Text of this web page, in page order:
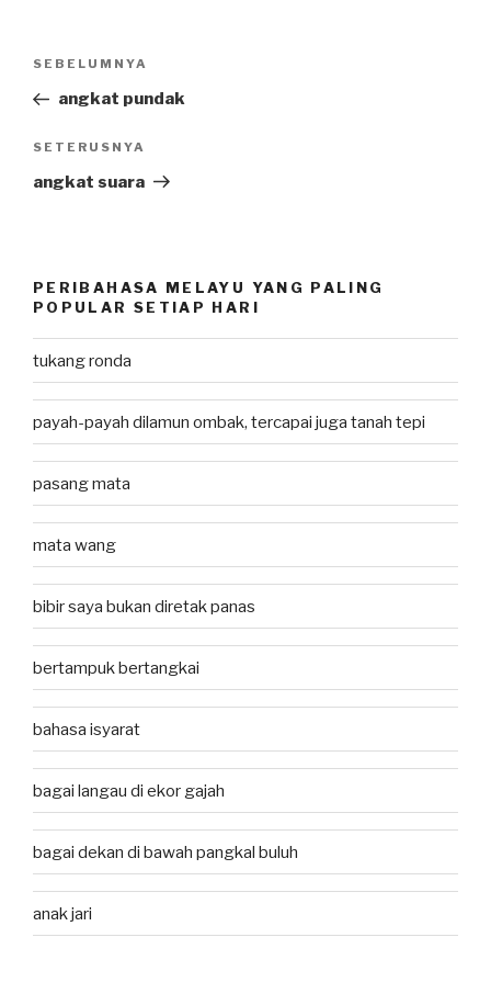
Post
Previous
Post
SEBELUMNYA
angkat pundak
Next
Post
SETERUSNYA
angkat suara
PERIBAHASA MELAYU YANG PALING
POPULAR SETIAP HARI
tukang ronda
payah-payah dilamun ombak, tercapai juga tanah tepi
pasang mata
mata wang
bibir saya bukan diretak panas
bertampuk bertangkai
bahasa isyarat
bagai langau di ekor gajah
bagai dekan di bawah pangkal buluh
anak jari